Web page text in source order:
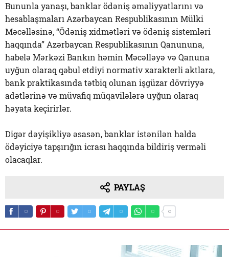
Bununla yanaşı, banklar ödəniş əməliyyatlarını və
hesablaşmaları Azərbaycan Respublikasının Mülki
Məcəlləsinə, “Ödəniş xidmətləri və ödəniş sistemləri
haqqında” Azərbaycan Respublikasının Qanununa,
habelə Mərkəzi Bankın həmin Məcəlləyə və Qanuna
uyğun olaraq qəbul etdiyi normativ xarakterli aktlara,
bank praktikasında tətbiq olunan işgüzar dövriyyə
adətlərinə və müvafiq müqavilələrə uyğun olaraq
həyata keçirirlər.
Digər dəyişikliyə əsasən, banklar istənilən halda
ödəyiciyə tapşırığın icrası haqqında bildiriş verməli
olacaqlar.
PAYLAŞ